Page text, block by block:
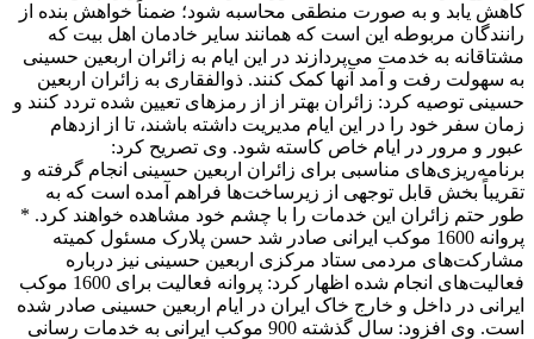
کاهش یابد و به صورت منطقی محاسبه شود؛ ضمناً خواهش بنده از
رانندگان مربوطه این است که همانند سایر خادمان اهل بیت که
مشتاقانه به خدمت می‌پردازند در این ایام به زائران اربعین حسینی
به سهولت رفت و آمد آنها کمک کنند. ذوالفقاری به زائران اربعین
حسینی توصیه کرد: زائران بهتر از از رمزهای تعیین شده تردد کنند و
زمان سفر خود را در این ایام مدیریت داشته باشند، تا از ازدهام
عبور و مرور در ایام خاص کاسته شود. وی تصریح کرد:
برنامه‌ریزی‌های مناسبی برای زائران اربعین حسینی انجام گرفته و
تقریباً بخش قابل توجهی از زیرساخت‌ها فراهم آمده است که به
طور حتم زائران این خدمات را با چشم خود مشاهده خواهند کرد. *
پروانه 1600 موکب ایرانی صادر شد حسن پلارک مسئول کمیته
مشارکت‌های مردمی ستاد مرکزی اربعین حسینی نیز درباره
فعالیت‌های انجام شده اظهار کرد: پروانه فعالیت برای 1600 موکب
ایرانی در داخل و خارج خاک ایران در ایام اربعین حسینی صادر شده
است. وی افزود: سال گذشته 900 موکب ایرانی به خدمات رسانی